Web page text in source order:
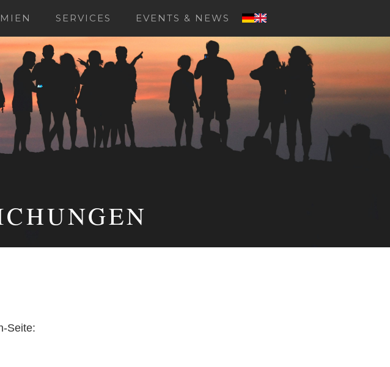
SERVICES EVENTS & NEWS
Seite: